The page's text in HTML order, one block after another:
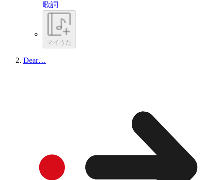
歌詞
マイうた
Dear…